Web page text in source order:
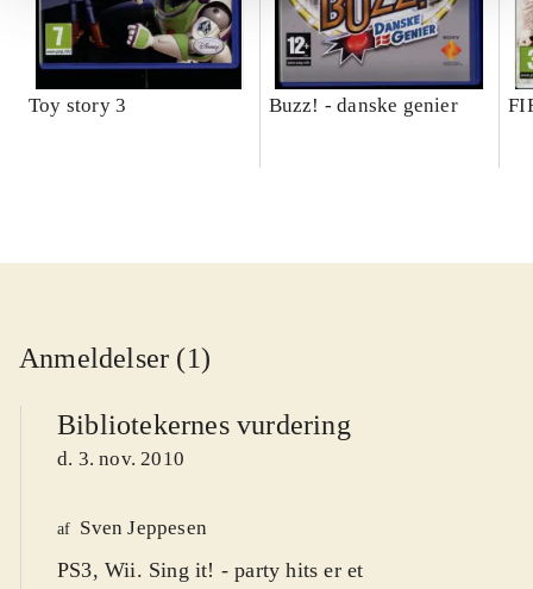
Toy story 3 Buzz! - danske genier
Anmeldelser (1)
Bibliotekernes vurdering
d. 3. nov. 2010
af Sven Jeppesen
PS3, Wii. Sing it! - party hits er et